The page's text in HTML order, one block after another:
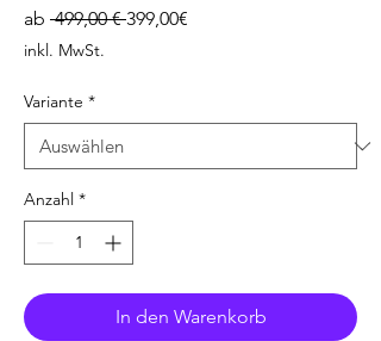
ab 499,00 € Standardpreis
399,00€
inkl. MwSt.
Variante *
Anzahl *
In den Warenkorb